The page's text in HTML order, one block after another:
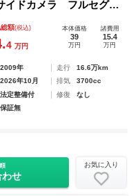
ドカメラ フルセグＴ
ＨＩＤヘッドライ
Ｗ１８インチ ＡＢ
額(税込)
4 万円
本体価格
39
万円
諸費用
15.4
万円
2009年 走行
16.6万km
2026年10月 排気
3700cc
法定整備付 修復
なし
保証無
わせ
お気に入り